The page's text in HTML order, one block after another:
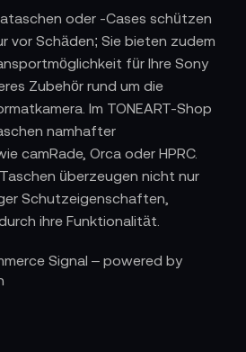
oder -Cases schützen
vor Schäden; Sie bieten zudem
für Ihre Sony
Zubehör rund um die
Im TONEART-Shop
namhafter
camRade, Orca oder HPRC.
überzeugen nicht nur
Schutzeigenschaften,
ihre Funktionalität.
Signal – powered by